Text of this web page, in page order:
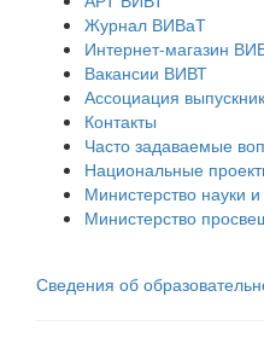
Журнал ВИВаТ
Интернет-магазин
Вакансии ВИВТ
Ассоциация
Контакты
Часто задаваемые
Национальные
Министерство науки
Министерство
Сведения об